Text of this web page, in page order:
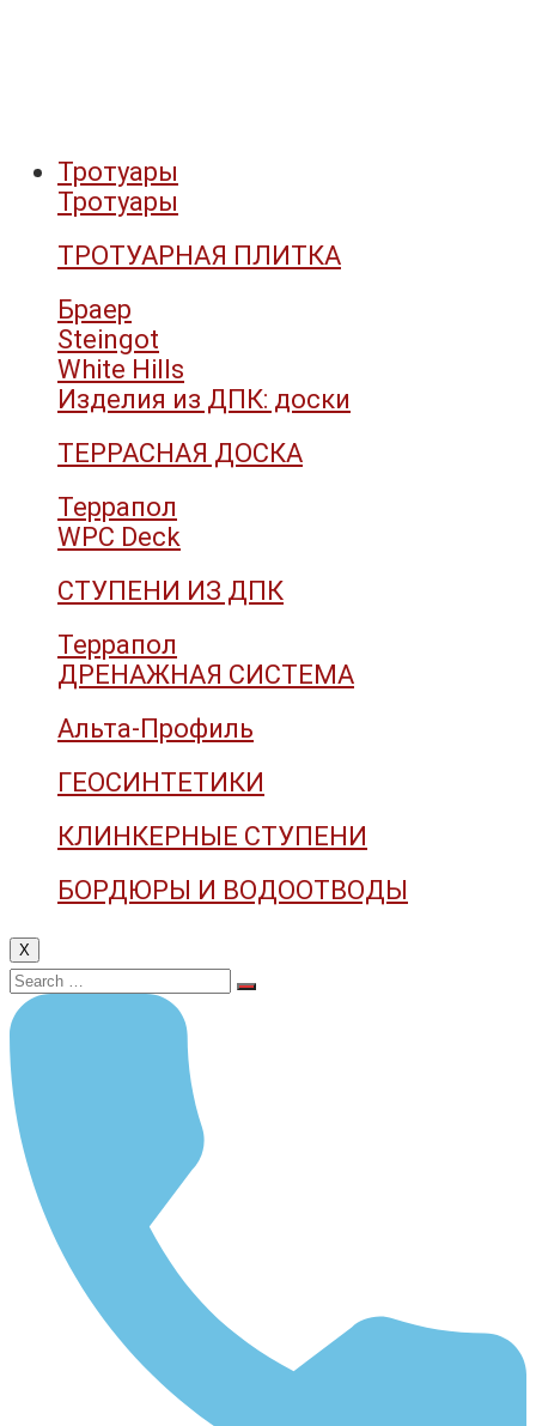
Тротуары
Тротуары
ТРОТУАРНАЯ ПЛИТКА
Браер
Steingot
White Hills
Изделия из ДПК: доски
ТЕРРАСНАЯ ДОСКА
Террапол
WPC Deck
СТУПЕНИ ИЗ ДПК
Террапол
ДРЕНАЖНАЯ СИСТЕМА
Альта-Профиль
ГЕОСИНТЕТИКИ
КЛИНКЕРНЫЕ СТУПЕНИ
БОРДЮРЫ И ВОДООТВОДЫ
X
Search
for: